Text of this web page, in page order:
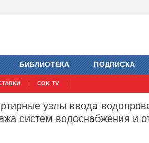
COK TV
БИБЛИОТЕКА ПОДПИСКА
узлы ввода
систем водоснабжения и